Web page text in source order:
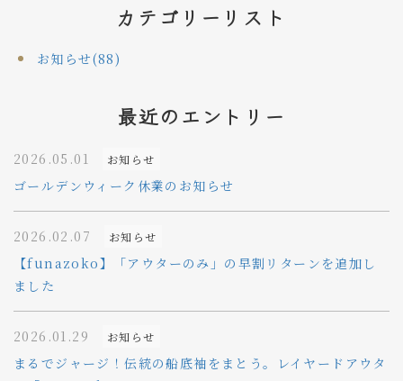
カテゴリーリスト
お知らせ(88)
最近のエントリー
2026.05.01 お知らせ
ゴールデンウィーク休業のお知らせ
2026.02.07 お知らせ
【funazoko】「アウターのみ」の早割リターンを追加し
ました
2026.01.29 お知らせ
まるでジャージ！伝統の船底袖をまとう。レイヤードアウタ